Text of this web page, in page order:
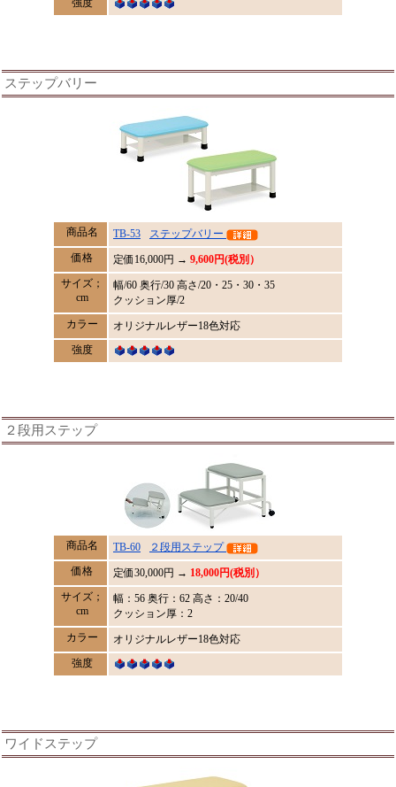
強度
ステップバリー
商品名 TB-53
ステップバリー
価格
定価 16,000円 → 9,600円(税別）
サイズ；
cm
幅/60 奥行/30 高さ/20・25・30・35
クッション厚/2
カラー
オリジナルレザー18色対応
強度
２段用ステップ
商品名 TB-60
２段用ステップ
価格
定価30,000円 → 18,000円(税別）
サイズ；
cm
幅：56 奥行：62 高さ：20/40
クッション厚：2
カラー
オリジナルレザー18色対応
強度
ワイドステップ